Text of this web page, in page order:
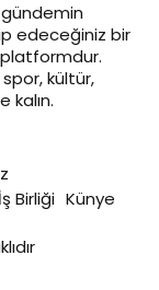
edeceğiniz bir
kültür,
kalın.
İş Birliği Künye